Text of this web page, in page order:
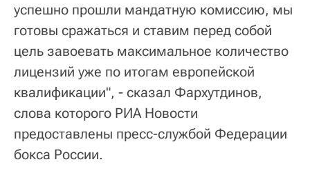
успешно прошли мандатную комиссию, мы
готовы сражаться и ставим перед собой
цель завоевать максимальное количество
лицензий уже по итогам европейской
квалификации", - сказал Фархутдинов,
слова которого РИА Новости
предоставлены пресс-службой Федерации
бокса России.